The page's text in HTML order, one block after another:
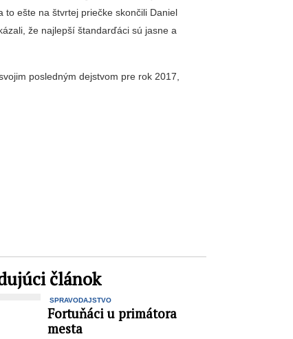
ešte na štvrtej priečke skončili Daniel
že najlepší štandarďáci sú jasne a
posledným dejstvom pre rok 2017,
článok
SPRAVODAJSTVO
Fortuňáci u primátora
mesta